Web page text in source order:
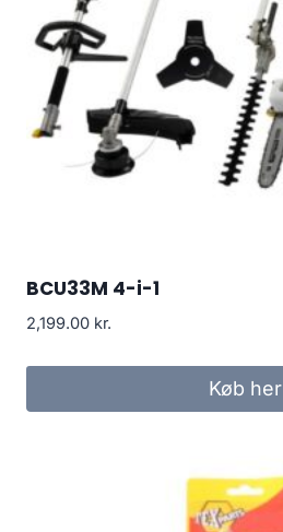
BCU33M 4-i-1
2,199.00 kr.
Køb her